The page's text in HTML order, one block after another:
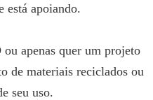
está apoiando.
apenas quer um projeto
de materiais reciclados ou
seu uso.